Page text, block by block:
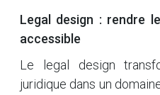
Legal design : rendre
accessible
Le legal design
juridique dans un